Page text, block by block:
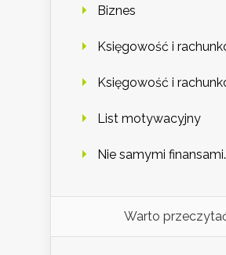
Biznes
Księgowość i
Księgowość i
List motywacyjny
Nie samymi
Warto